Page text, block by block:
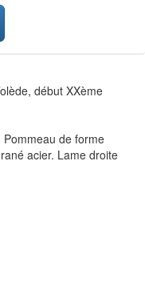
début XXème
de forme
acier. Lame droite